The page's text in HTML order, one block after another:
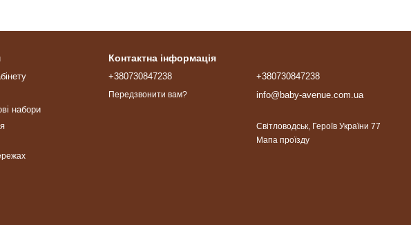
набори
Контактна інформація
+380730847238
Передзвонити вам?
+380730847238
info@baby-avenue.com.ua
Світловодськ, Героїв України 77
Мапа проїзду